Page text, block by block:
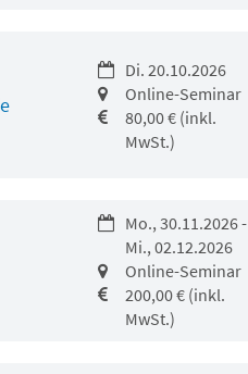
Di. 20.10.2026
Online-Seminar
80,00 € (inkl.
MwSt.)
Mo., 30.11.2026 -
Mi., 02.12.2026
Online-Seminar
200,00 € (inkl.
MwSt.)